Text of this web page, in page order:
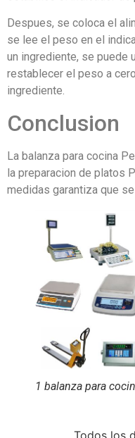
Despues, se coloca el
se lee el peso en el
un ingrediente, se puede
restablecer el peso a
ingrediente.
Conclusion
La balanza para cocina
la preparacion de platos
medidas garantiza que
1 balanza para
Todos los